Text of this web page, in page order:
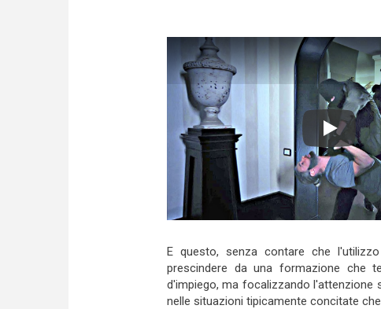
Play
E questo, senza contare che
prescindere da una formazione che
d'impiego, ma focalizzando l'attenzione
nelle situazioni tipicamente concitate